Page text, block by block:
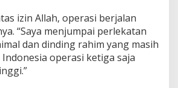
izin Allah, operasi berjalan
“Saya menjumpai perlekatan
dan dinding rahim yang masih
operasi ketiga saja